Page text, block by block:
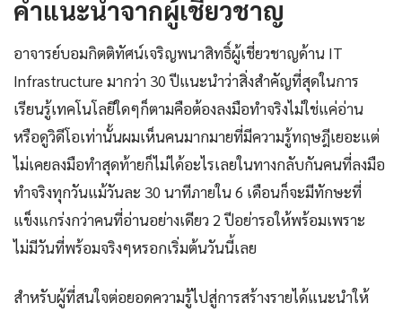
คำแนะนำจากผู้เชี่ยวชาญ
อาจารย์บอมกิตติทัศน์เจริญพนาสิทธิ์ผู้เชี่ยวชาญด้าน IT
Infrastructure มากว่า 30 ปีแนะนำว่าสิ่งสำคัญที่สุดในการ
เรียนรู้เทคโนโลยีใดๆก็ตามคือต้องลงมือทำจริงไม่ใช่แค่อ่าน
หรือดูวิดีโอเท่านั้นผมเห็นคนมากมายที่มีความรู้ทฤษฎีเยอะแต่
ไม่เคยลงมือทำสุดท้ายก็ไม่ได้อะไรเลยในทางกลับกันคนที่ลงมือ
ทำจริงทุกวันแม้วันละ 30 นาทีภายใน 6 เดือนก็จะมีทักษะที่
แข็งแกร่งกว่าคนที่อ่านอย่างเดียว 2 ปีอย่ารอให้พร้อมเพราะ
ไม่มีวันที่พร้อมจริงๆหรอกเริ่มต้นวันนี้เลย
สำหรับผู้ที่สนใจต่อยอดความรู้ไปสู่การสร้างรายได้แนะนำให้